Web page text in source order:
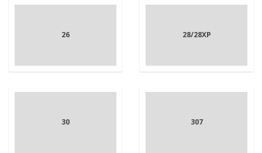
26 28/28XP
30 307